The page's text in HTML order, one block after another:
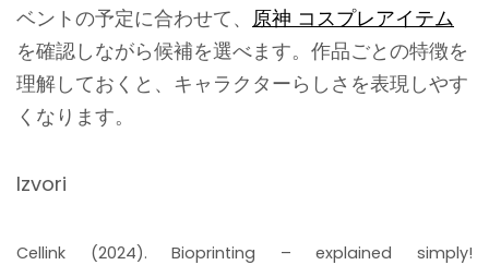
ベントの予定に合わせて、 原神 コスプレアイテム
を確認しながら候補を選べます。作品ごとの特徴を
理解しておくと、キャラクターらしさを表現しやす
くなります。
Izvori
Cellink (2024). Bioprinting – explained simply!